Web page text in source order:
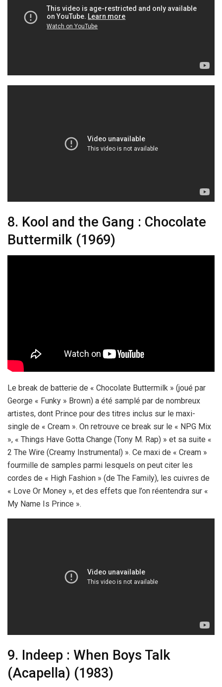
8. Kool and the Gang : Chocolate
Buttermilk (1969)
Le break de batterie de « Chocolate Buttermilk » (joué par
George « Funky » Brown) a été samplé par de nombreux
artistes, dont Prince pour des titres inclus sur le maxi-
single de « Cream ». On retrouve ce break sur le « NPG Mix
», « Things Have Gotta Change (Tony M. Rap) » et sa suite «
2 The Wire (Creamy Instrumental) ». Ce maxi de « Cream »
fourmille de samples parmi lesquels on peut citer les
cordes de « High Fashion » (de The Family), les cuivres de
« Love Or Money », et des effets que l’on réentendra sur «
My Name Is Prince ».
9. Indeep : When Boys Talk
(Acapella) (1983)